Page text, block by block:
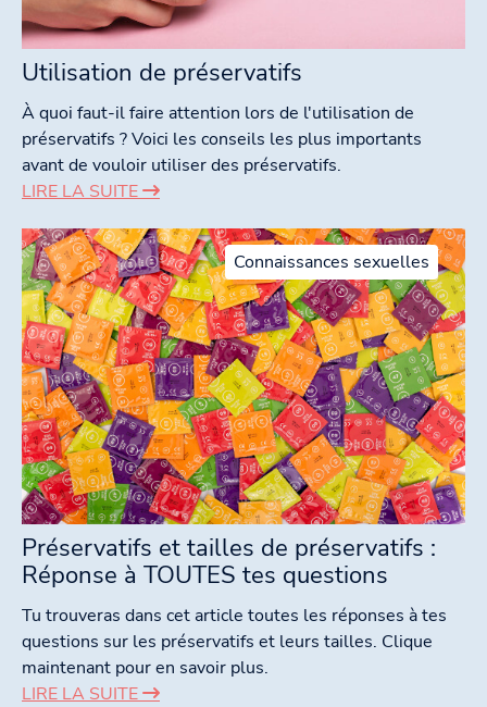
Utilisation de préservatifs
À quoi faut-il faire attention lors de l'utilisation de
préservatifs ? Voici les conseils les plus importants
avant de vouloir utiliser des préservatifs.
LIRE LA SUITE
Connaissances sexuelles
Préservatifs et tailles de préservatifs :
Réponse à TOUTES tes questions
Tu trouveras dans cet article toutes les réponses à tes
questions sur les préservatifs et leurs tailles. Clique
maintenant pour en savoir plus.
LIRE LA SUITE